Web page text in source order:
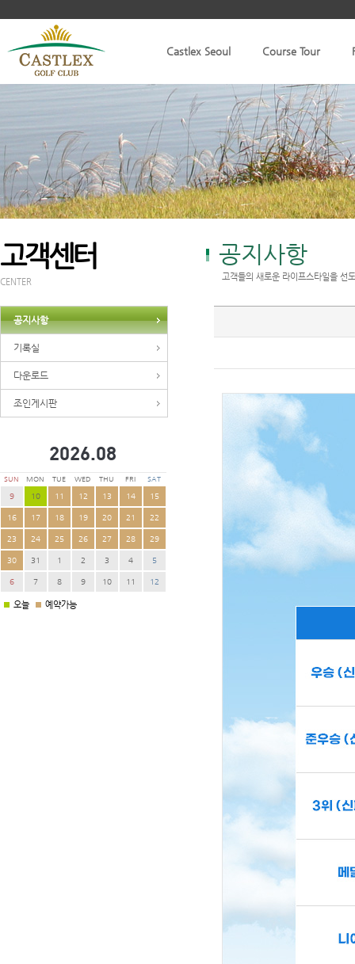
Castlex Seoul Course Tour
고객센터
CENTER
공지사항
기록실
다운로드
조인게시판
2026.08
SUN MON TUE WED THU FRI SAT
9 10 11 12 13 14 15
16 17 18 19 20 21 22
23 24 25 26 27 28 29
30 31 1 2 3 4 5
6 7 8 9 10 11 12
오늘 예약가능
공지사항
고객들의 새로운 라이프스타일을 선